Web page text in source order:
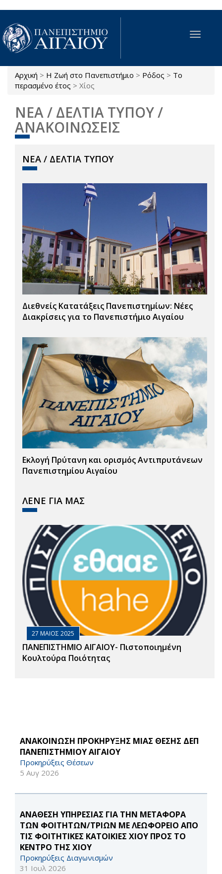
Παράκαμψη προς το κυρίως περιεχόμενο
Toggle
Είστε εδώ
Αρχική > Η Ζωή στο Πανεπιστήμιο > Ρόδος > Το
περασμένο έτος > Χίος
ΝΕΑ / ΔΕΛΤΙΑ ΤΥΠΟΥ /
ΑΝΑΚΟΙΝΩΣΕΙΣ
ΝΕΑ / ΔΕΛΤΙΑ ΤΥΠΟΥ
Διεθνείς Κατατάξεις Πανεπιστημίων: Νέες
Διακρίσεις για το Πανεπιστήμιο Αιγαίου
Εκλογή Πρύτανη και ορισμός Αντιπρυτάνεων
Πανεπιστημίου Αιγαίου
ΛΕΝΕ ΓΙΑ ΜΑΣ
27 ΜΑΙΟΣ 2025
ΠΑΝΕΠΙΣΤΗΜΙΟ ΑΙΓΑΙΟΥ- Πιστοποιημένη
Κουλτούρα Ποιότητας
ΑΝΑΚΟΙΝΩΣΗ ΠΡΟΚΗΡΥΞΗΣ ΜΙΑΣ ΘΕΣΗΣ ΔΕΠ
ΠΑΝΕΠΙΣΤΗΜΙΟΥ ΑΙΓΑΙΟΥ
Προκηρύξεις Θέσεων
5 Αυγ 2026
ΑΝΑΘΕΣΗ ΥΠΗΡΕΣΙΑΣ ΓΙΑ ΤΗΝ ΜΕΤΑΦΟΡΑ
ΤΩΝ ΦΟΙΤΗΤΩΝ/ΤΡΙΩΝ ΜΕ ΛΕΩΦΟΡΕΙΟ ΑΠΟ
ΤΙΣ ΦΟΙΤΗΤΙΚΕΣ ΚΑΤΟΙΚΙΕΣ ΧΙΟΥ ΠΡΟΣ ΤΟ
ΚΕΝΤΡΟ ΤΗΣ ΧΙΟΥ
Προκηρύξεις Διαγωνισμών
31 Ιουλ 2026